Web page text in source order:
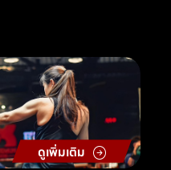
ดูเพิ่มเติม